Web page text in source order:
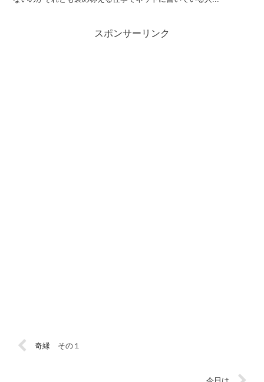
スポンサーリンク
奇縁 その１